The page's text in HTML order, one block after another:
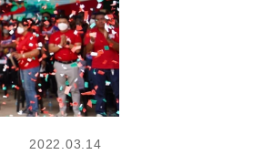
2022.03.14